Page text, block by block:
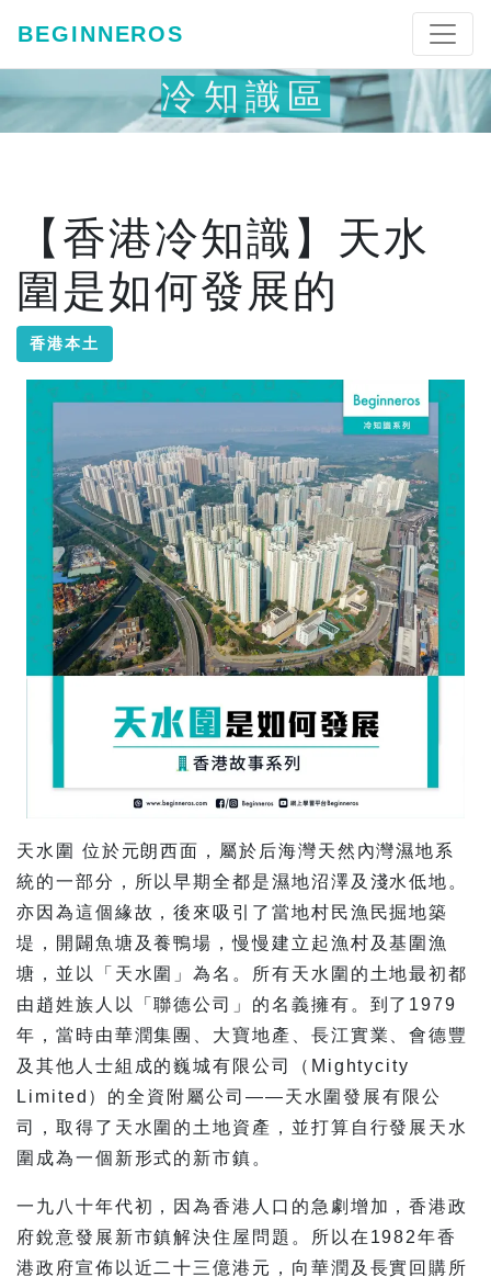
BEGINNEROS
冷知識區
【香港冷知識】天水
圍是如何發展的
香港本土
天水圍 位於元朗西面，屬於后海灣天然內灣濕地系
統的一部分，所以早期全都是濕地沼澤及淺水低地。
亦因為這個緣故，後來吸引了當地村民漁民掘地築
堤，開闢魚塘及養鴨場，慢慢建立起漁村及基圍漁
塘，並以「天水圍」為名。所有天水圍的土地最初都
由趙姓族人以「聯德公司」的名義擁有。到了1979
年，當時由華潤集團、大寶地產、長江實業、會德豐
及其他人士組成的巍城有限公司（Mightycity
Limited）的全資附屬公司——天水圍發展有限公
司，取得了天水圍的土地資產，並打算自行發展天水
圍成為一個新形式的新市鎮。
一九八十年代初，因為香港人口的急劇增加，香港政
府銳意發展新市鎮解決住屋問題。所以在1982年香
港政府宣佈以近二十三億港元，向華潤及長實回購所